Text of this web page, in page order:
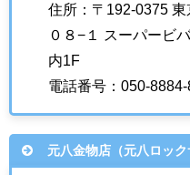
住所：〒192-0375 東
０８−１ スーパービ
内1F
電話番号：050-8884-
元八金物店（元八ロック